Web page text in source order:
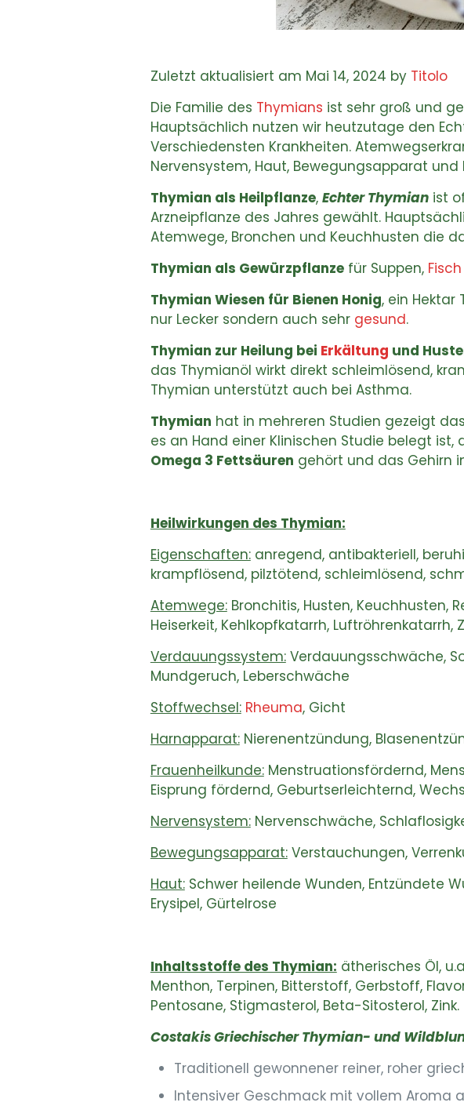
Zuletzt aktualisiert am Mai 14, 2024 by Titolo
Die Familie des Thymians ist sehr groß und
Hauptsächlich nutzen wir heutzutage den
Verschiedensten Krankheiten.
Nervensystem, Haut, Bewegungsapparat und
Thymian als Heilpflanze, Echter Thymianist
Arzneipflanze des Jahres gewählt.
Atemwege, Bronchen und Keuchhusten die
Thymian als Gewürzpflanzefür Suppen, Fisch
Thymian Wiesen für Bienen Honig, ein Hektar
nur Lecker sondern auch sehr gesund.
Thymian zur Heilung bei Erkältung und
das Thymianöl wirkt direkt schleimlösend,
Thymian unterstützt auch bei Asthma.
Thymian hat in mehreren Studien gezeigt
es an Hand einer Klinischen Studie belegt ist,
Omega 3 Fettsäuren gehört und das Gehirn
Heilwirkungen des Thymian:
Eigenschaften:anregend, antibakteriell,
krampflösend, pilztötend, schleimlösend,
Atemwege:Bronchitis, Husten, Keuchhusten,
Heiserkeit, Kehlkopfkatarrh,
Verdauungssystem:Verdauungsschwäche,
Mundgeruch, Leberschwäche
Stoffwechsel: Rheuma, Gicht
Harnapparat:Nierenentzündung,
Frauenheilkunde:Menstruationsfördernd,
Eisprung fördernd, Geburtserleichternd,
Nervensystem:Nervenschwäche,
Bewegungsapparat:Verstauchungen,
Haut:Schwer heilende Wunden, Entzündete
Erysipel, Gürtelrose
Inhaltsstoffe des Thymian: ätherisches Öl,
Menthon, Terpinen, Bitterstoff, Gerbstoff,
Pentosane, Stigmasterol, Beta-Sitosterol, Zink.
Costakis Griechischer Thymian- und
Traditionell gewonnener reiner, roher
Intensiver Geschmack mit vollem Aroma